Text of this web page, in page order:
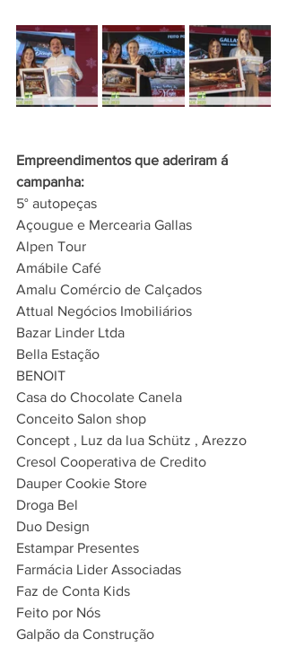
Empreendimentos que aderiram á
campanha:
5° autopeças
Açougue e Mercearia Gallas
Alpen Tour
Amábile Café
Amalu Comércio de Calçados
Attual Negócios Imobiliários
Bazar Linder Ltda
Bella Estação
BENOIT
Casa do Chocolate Canela
Conceito Salon shop
Concept , Luz da lua Schütz , Arezzo
Cresol Cooperativa de Credito
Dauper Cookie Store
Droga Bel
Duo Design
Estampar Presentes
Farmácia Lider Associadas
Faz de Conta Kids
Feito por Nós
Galpão da Construção